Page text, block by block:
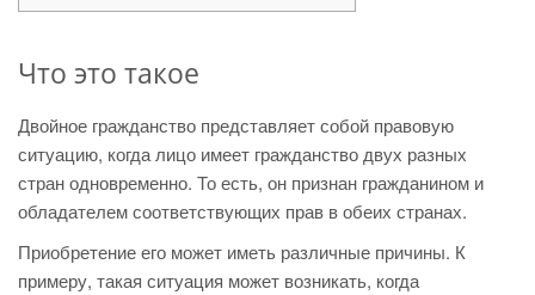
Что это такое
Двойное гражданство представляет собой правовую
ситуацию, когда лицо имеет гражданство двух разных
стран одновременно. То есть, он признан гражданином и
обладателем соответствующих прав в обеих странах.
Приобретение его может иметь различные причины. К
примеру, такая ситуация может возникать, когда